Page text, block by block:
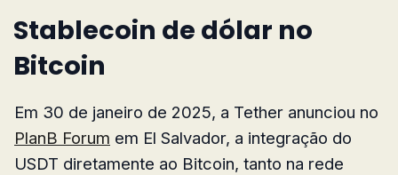
Stablecoin de dólar no
Bitcoin
Em 30 de janeiro de 2025, a Tether anunciou no
PlanB Forum em El Salvador, a integração do
USDT diretamente ao Bitcoin, tanto na rede